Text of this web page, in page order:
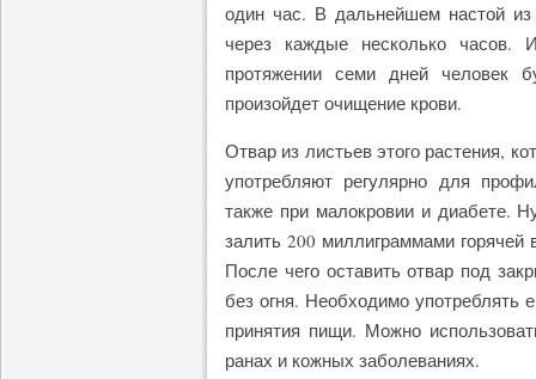
один час. В дальнейшем настой
через каждые несколько часов.
протяжении семи дней человек
произойдет очищение крови.
Отвар из листьев этого растения,
употребляют регулярно для
также при малокровии и диабете.
залить 200 миллиграммами
После чего оставить отвар под
без огня. Необходимо употреблять
принятия пищи. Можно
ранах и кожных заболеваниях.